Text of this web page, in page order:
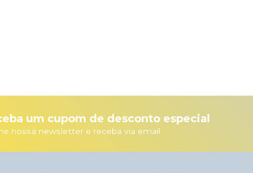
um cupom de desconto especial
nossa newsletter e receba via email